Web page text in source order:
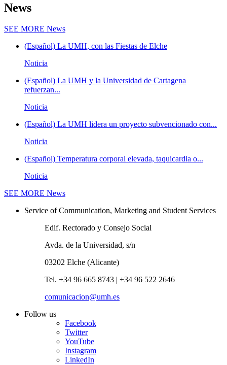
News
SEE MORE News
(Español) La UMH, con las Fiestas de Elche
Noticia
(Español) La UMH y la Universidad de Cartagena
refuerzan...
Noticia
(Español) La UMH lidera un proyecto subvencionado con...
Noticia
(Español) Temperatura corporal elevada, taquicardia o...
Noticia
SEE MORE News
Service of Communication, Marketing and Student Services
Edif. Rectorado y Consejo Social
Avda. de la Universidad, s/n
03202 Elche (Alicante)
Tel. +34 96 665 8743 | +34 96 522 2646
comunicacion@umh.es
Follow us
Facebook
Twitter
YouTube
Instagram
LinkedIn